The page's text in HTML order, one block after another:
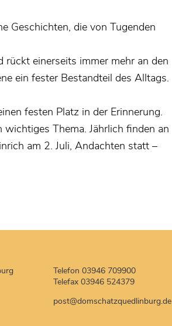
Geschichten, die von Tugenden
einerseits immer mehr an den
ein fester Bestandteil des Alltags.
festen Platz in der Erinnerung.
Thema. Jährlich finden an
am 2. Juli, Andachten statt –
Telefon 03946 709900
Telefax 03946 524379
post@domschatzquedlinburg.de